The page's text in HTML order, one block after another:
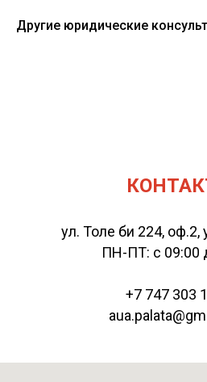
Другие юридические
ул. Толе би 224, оф.2,
ПН-ПТ: с 09:00
+7 747 303